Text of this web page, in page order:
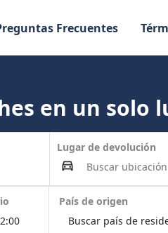
Frecuentes
en un solo
Lugar de devolución
País de origen